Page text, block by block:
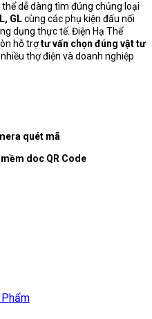
dễ dàng tìm đúng chủng loại
GLcùng các phụ kiện đấu nối
dụng thực tế. Điện Hạ Thế
hỗ trợtư vấn chọn đúng vật tư
thợ điện và doanh nghiệp
quét mã
doc QR Code